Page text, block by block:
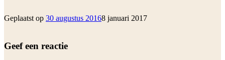
Geplaatst op 30 augustus 20168 januari 2017
Geef een reactie